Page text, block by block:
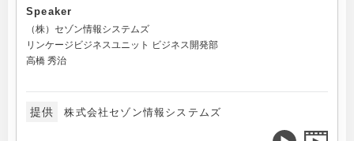
Speaker
（株）セゾン情報システムズ
リンケージビジネスユニット ビジネス開発部
高橋 秀治
提供 株式会社セゾン情報システムズ